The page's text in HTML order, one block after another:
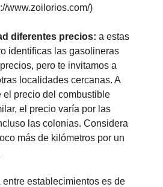
www.zoilorios.com/)
diferentes precios: a estas
identificas las gasolineras
pero te invitamos a
localidades cercanas. A
el precio del combustible
el precio varía por las
las colonias. Considera
más de kilómetros por un
entre establecimientos es de